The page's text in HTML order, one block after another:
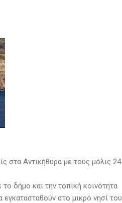
στα Αντικήθυρα με τους μόλις 24
δήμο και την τοπική κοινότητα
εγκατασταθούν στο μικρό νησί του